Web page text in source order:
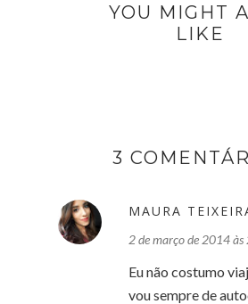
YOU MIGHT
LIKE
3
MAURA
2 de março de 2014
Eu não costumo
vou sempre de